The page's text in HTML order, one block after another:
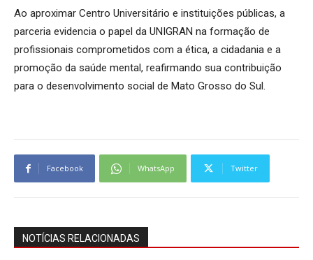
Ao aproximar Centro Universitário e instituições públicas, a
parceria evidencia o papel da UNIGRAN na formação de
profissionais comprometidos com a ética, a cidadania e a
promoção da saúde mental, reafirmando sua contribuição
para o desenvolvimento social de Mato Grosso do Sul.
Facebook WhatsApp Twitter
NOTÍCIAS RELACIONADAS